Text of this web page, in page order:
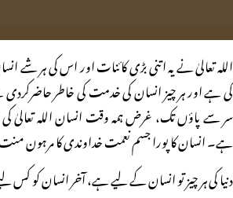
اللہ تعالیٰ نے یہ اتنی بڑی کائنات اور اس کی ہر شے
کی ہے اور ہر چیز انسان کی خدمت کی خاطر
سر سے پاؤں تک، غرض ہمہ وقت انسان اللہ تعالیٰ
ہے۔ انسان کا پورا جسم نعمت خداوندی کا مرہون
دنیا کی ہر چیز تو انسان کے لیے ہے، آخر انسان کو کس